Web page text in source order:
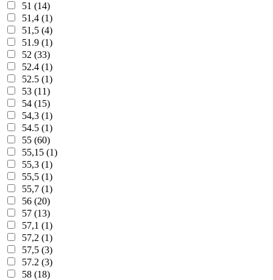
51 (14)
51,4 (1)
51,5 (4)
51.9 (1)
52 (33)
52.4 (1)
52.5 (1)
53 (11)
54 (15)
54,3 (1)
54.5 (1)
55 (60)
55,15 (1)
55,3 (1)
55,5 (1)
55,7 (1)
56 (20)
57 (13)
57,1 (1)
57,2 (1)
57,5 (3)
57.2 (3)
58 (18)